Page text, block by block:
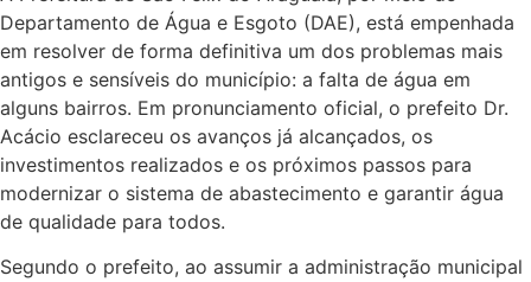
Departamento de Água e Esgoto (DAE), está empenhada
em resolver de forma definitiva um dos problemas mais
antigos e sensíveis do município: a falta de água em
alguns bairros. Em pronunciamento oficial, o prefeito Dr.
Acácio esclareceu os avanços já alcançados, os
investimentos realizados e os próximos passos para
modernizar o sistema de abastecimento e garantir água
de qualidade para todos.
Segundo o prefeito, ao assumir a administração municipal